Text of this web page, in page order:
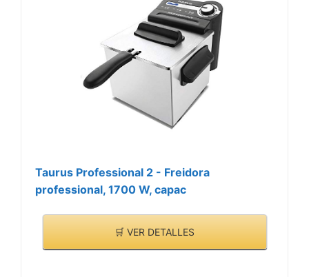
Taurus Professional 2 - Freidora
professional, 1700 W, capac
🛒 VER DETALLES